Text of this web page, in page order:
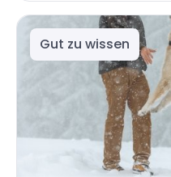
Gut zu wissen